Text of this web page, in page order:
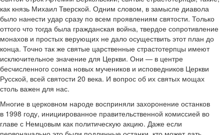
как князь Михаил Тверской. Одним словом, в замысле диавола
было нанести удар сразу по всем проявлениям святости. Только
оттого что тогда была гражданская война, твердое сопротивление
монахов и простых верующих не дало осуществить этот план до
конца. Точно так же святые царственные страстотерпцы имеют
исключительное значение для Церкви. Они — в центре
бесчисленного сонма новых мучеников и исповедников Церкви
Русской, всей святости 20 века. И вопрос об их святых мощах
столь важен для нас.
Многие в церковном народе восприняли захоронение останков
в 1998 году, инициированное правительственной комиссией во
главе с Немцовым как политическую акцию. Даже если